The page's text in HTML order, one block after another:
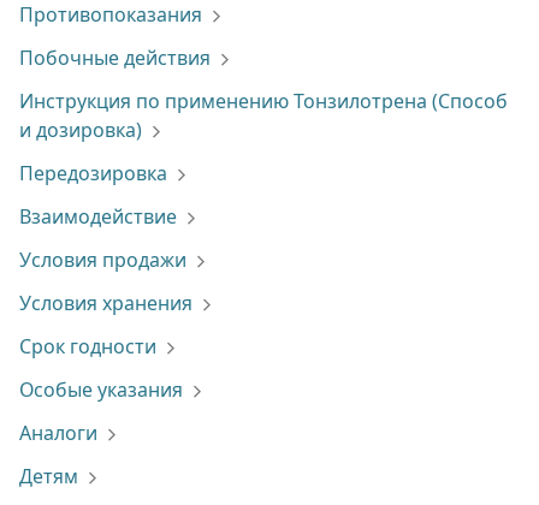
Противопоказания
Побочные действия
Инструкция по применению Тонзилотрена (Способ
и дозировка)
Передозировка
Взаимодействие
Условия продажи
Условия хранения
Срок годности
Особые указания
Аналоги
Детям